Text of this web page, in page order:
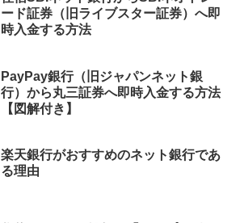
ード証券（旧ライブスター証券）へ即
時入金する方法
PayPay銀行（旧ジャパンネット銀
行）から丸三証券へ即時入金する方法
【図解付き】
楽天銀行がおすすめのネット銀行であ
る理由